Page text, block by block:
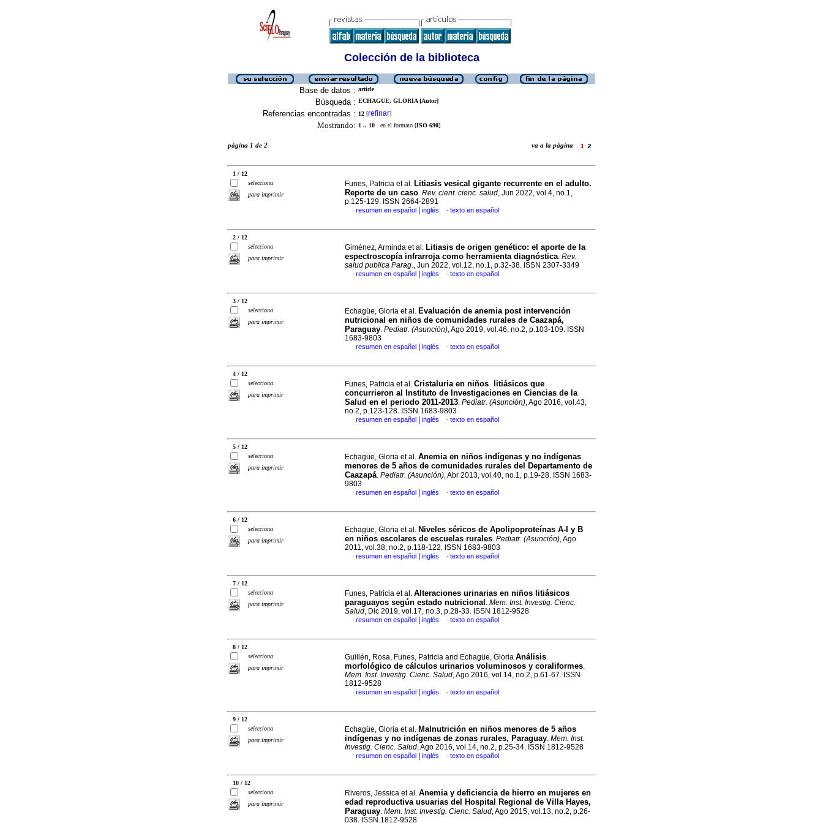
Colección de la biblioteca
Base de datos : article
Búsqueda : ECHAGUE, GLORIA [Autor]
Referencias encontradas : 12 [refinar]
Mostrando: 1 .. 10 en el formato [ISO 690]
página 1 de 2 va a la página
1 / 12
selecciona
para imprimir
Funes, Patricia et al. Litiasis vesical gigante recurrente en el adulto.
Reporte de un caso. Rev. cient. cienc. salud, Jun 2022, vol.4, no.1,
p.125-129. ISSN 2664-2891
· resumen en español inglés · texto en español
2 / 12
selecciona
para imprimir
Giménez, Arminda et al. Litiasis de origen genético: el aporte de la
espectroscopía infrarroja como herramienta diagnóstica. Rev.
salud publica Parag., Jun 2022, vol.12, no.1, p.32-38. ISSN 2307-3349
· resumen en español inglés · texto en español
3 / 12
selecciona
para imprimir
Echagüe, Gloria et al. Evaluación de anemia post intervención
nutricional en niños de comunidades rurales de Caazapá,
Paraguay. Pediatr. (Asunción), Ago 2019, vol.46, no.2, p.103-109. ISSN
1683-9803
· resumen en español inglés · texto en español
4 / 12
selecciona
para imprimir
Funes, Patricia et al. Cristaluria en niños litiásicos que
concurrieron al Instituto de Investigaciones en Ciencias de la
Salud en el periodo 2011-2013. Pediatr. (Asunción), Ago 2016, vol.43,
no.2, p.123-128. ISSN 1683-9803
· resumen en español inglés · texto en español
5 / 12
selecciona
para imprimir
Echagüe, Gloria et al. Anemia en niños indígenas y no indígenas
menores de 5 años de comunidades rurales del Departamento de
Caazapá. Pediatr. (Asunción), Abr 2013, vol.40, no.1, p.19-28. ISSN 1683-
9803
· resumen en español inglés · texto en español
6 / 12
selecciona
para imprimir
Echagüe, Gloria et al. Niveles séricos de Apolipoproteínas A-I y B
en niños escolares de escuelas rurales. Pediatr. (Asunción), Ago
2011, vol.38, no.2, p.118-122. ISSN 1683-9803
· resumen en español inglés · texto en español
7 / 12
selecciona
para imprimir
Funes, Patricia et al. Alteraciones urinarias en niños litiásicos
paraguayos según estado nutricional . Mem. Inst. Investig. Cienc.
Salud, Dic 2019, vol.17, no.3, p.28-33. ISSN 1812-9528
· resumen en español inglés · texto en español
8 / 12
selecciona
para imprimir
Guillén, Rosa, Funes, Patricia and Echagüe, Gloria Análisis
morfológico de cálculos urinarios voluminosos y coraliformes.
Mem. Inst. Investig. Cienc. Salud, Ago 2016, vol.14, no.2, p.61-67. ISSN
1812-9528
· resumen en español inglés · texto en español
9 / 12
selecciona
para imprimir
Echagüe, Gloria et al. Malnutrición en niños menores de 5 años
indígenas y no indígenas de zonas rurales, Paraguay. Mem. Inst.
Investig. Cienc. Salud, Ago 2016, vol.14, no.2, p.25-34. ISSN 1812-9528
· resumen en español inglés · texto en español
10 / 12
selecciona
para imprimir
Riveros, Jessica et al. Anemia y deficiencia de hierro en mujeres en
edad reproductiva usuarias del Hospital Regional de Villa Hayes,
Paraguay. Mem. Inst. Investig. Cienc. Salud, Ago 2015, vol.13, no.2, p.26-
038. ISSN 1812-9528